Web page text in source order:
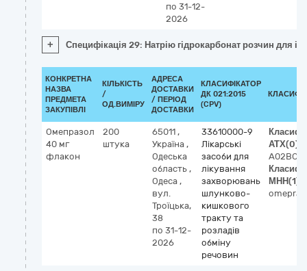
по 31-12-
2026
+ Специфікація 29: Натрію гідрокарбонат розчин для
КОНКРЕТНА
НАЗВА
ПРЕДМЕТА
ЗАКУПІВЛІ
КІЛЬКІСТЬ
/
ОД.ВИМІРУ
АДРЕСА
ДОСТАВКИ
/ ПЕРІОД
ДОСТАВКИ
КЛАСИФІКАТОР
ДК 021:2015
(CPV)
Омепразол
40 мг
флакон
200
штука
65011 ,
Україна ,
Одеська
область ,
Одеса ,
вул.
Троїцька,
38
по 31-12-
2026
33610000-9
Лікарські
засоби для
лікування
захворювань
шлунково-
кишкового
тракту та
розладів
обміну
речовин
АТХ(0)
A02BC01
МНН(1)